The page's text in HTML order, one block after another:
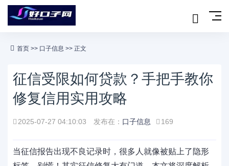
首页 >> 口子信息 >> 正文
征信受限如何贷款？手把手教你
修复信用实用攻略
2025-07-27 04:10:03 发布在： 口子信息 169
当征信报告出现不良记录时，很多人就像被贴上了隐形